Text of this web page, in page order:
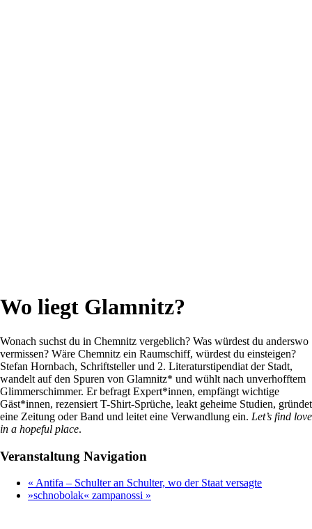
Wo liegt Glamnitz?
Wonach suchst du in Chemnitz vergeblich? Was würdest du anderswo
vermissen? Wäre Chemnitz ein Raumschiff, würdest du einsteigen?
Stefan Hornbach, Schriftsteller und 2. Literaturstipendiat der Stadt,
wandelt auf den Spuren von Glamnitz* und wühlt nach unverhofftem
Glimmerschimmer. Er befragt Expert*innen, empfängt wichtige
Gäst*innen, rezensiert T-Shirt-Sprüche, leakt geheime Studien, gründet
eine Zeitung oder Band und leitet eine Verwandlung ein. Let’s find love
in a hopeful place.
Veranstaltung Navigation
« Antifa – Schulter an Schulter, wo der Staat versagte
»schnobolak« zampanossi »